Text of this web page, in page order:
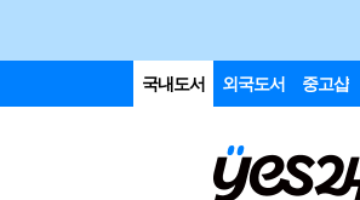
국내도서 외국도서 중고샵